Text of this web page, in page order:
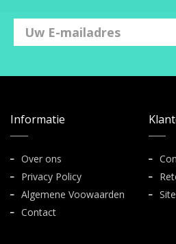
Informatie
Over ons
Privacy Policy
Algemene Voowaarden
Contact